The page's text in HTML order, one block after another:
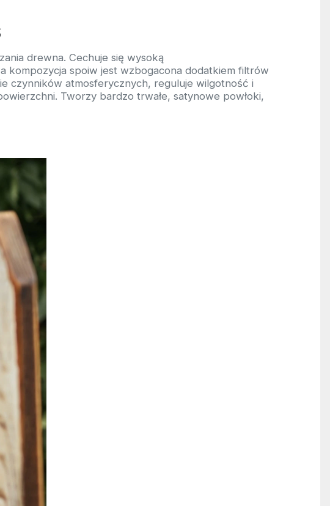
drewna. Cechuje się wysoką
kompozycja spoiw jest wzbogacona dodatkiem filtrów
czynników atmosferycznych, reguluje wilgotność i
Tworzy bardzo trwałe, satynowe powłoki,